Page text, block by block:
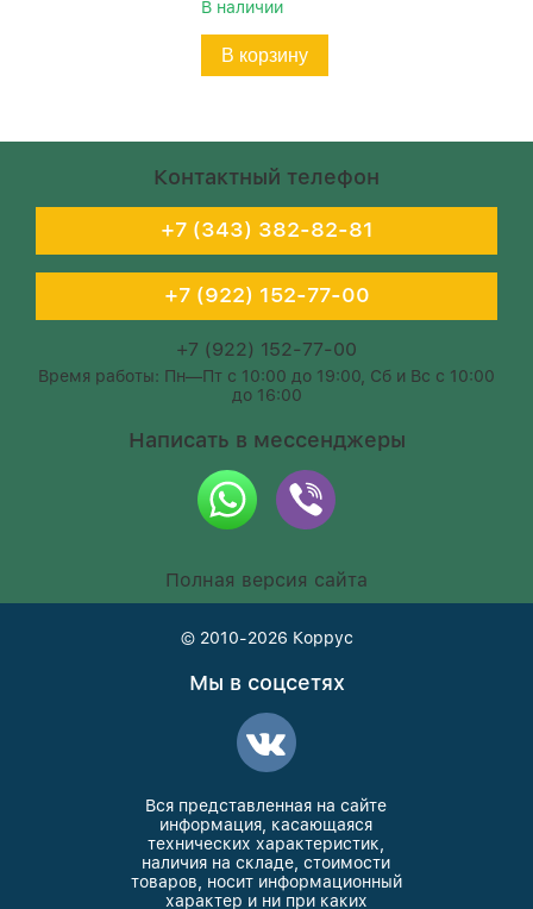
В наличии
В корзину
Контактный телефон
+7 (343) 382-82-81
+7 (922) 152-77-00
+7 (922) 152-77-00
Время работы: Пн—Пт с 10:00 до 19:00, Сб и Вс с 10:00
до 16:00
Написать в мессенджеры
Полная версия сайта
© 2010-2026 Коррус
Мы в соцсетях
Вся представленная на сайте
информация, касающаяся
технических характеристик,
наличия на складе, стоимости
товаров, носит информационный
характер и ни при каких